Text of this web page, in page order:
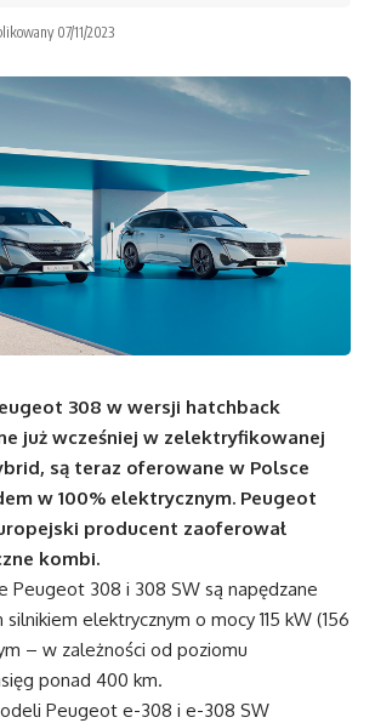
07/11/2023
308 w wersji hatchback
już wcześniej w zelektryfikowanej
są teraz oferowane w Polsce
w 100% elektrycznym. Peugeot
producent zaoferował
kombi.
Peugeot 308 i 308 SW są napędzane
elektrycznym o mocy 115 kW (156
– w zależności od poziomu
ponad 400 km.
Peugeot e-308 i e-308 SW